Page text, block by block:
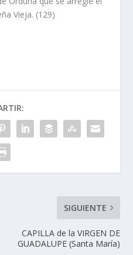
Vieja. (129)
SIGUIENTE
CAPILLA de la VIRGEN DE
GUADALUPE (Santa Marí­a)